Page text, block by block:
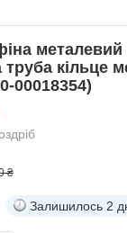
кільце
00018354)
₴
Залишилось 2